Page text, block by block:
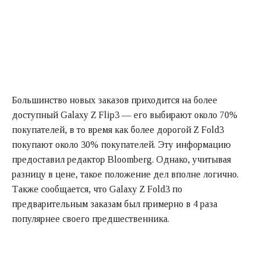
Большинство новых заказов приходится на более
доступный Galaxy Z Flip3 — его выбирают около 70%
покупателей, в то время как более дорогой Z Fold3
покупают около 30% покупателей. Эту информацию
предоставил редактор Bloomberg. Однако, учитывая
разницу в цене, такое положение дел вполне логично.
Также сообщается, что Galaxy Z Fold3 по
предварительным заказам был примерно в 4 раза
популярнее своего предшественника.